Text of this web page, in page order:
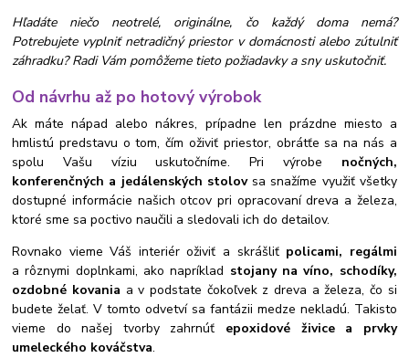
Hľadáte niečo neotrelé, originálne, čo každý doma nemá?
Potrebujete vyplniť netradičný priestor v domácnosti alebo zútulniť
záhradku? Radi Vám pomôžeme tieto požiadavky a sny uskutočniť.
Od návrhu až po hotový výrobok
Ak máte nápad alebo nákres, prípadne len prázdne miesto a
hmlistú predstavu o tom, čím oživiť priestor, obrátťe sa na nás a
spolu Vašu víziu uskutočníme. Pri výrobe nočných,
konferenčných a jedálenských stolovsa snažíme využiť všetky
dostupné informácie našich otcov pri opracovaní dreva a železa,
ktoré sme sa poctivo naučili a sledovali ich do detailov.
Rovnako vieme Váš interiér oživiť a skrášliť policami, regálmi
a rôznymi doplnkami, ako napríklad stojany na víno, schodíky,
ozdobné kovania a v podstate čokoľvek z dreva a železa, čo si
budete želať. V tomto odvetví sa fantázii medze nekladú. Takisto
vieme do našej tvorby zahrnúť epoxidové živice a prvky
umeleckého kováčstva.